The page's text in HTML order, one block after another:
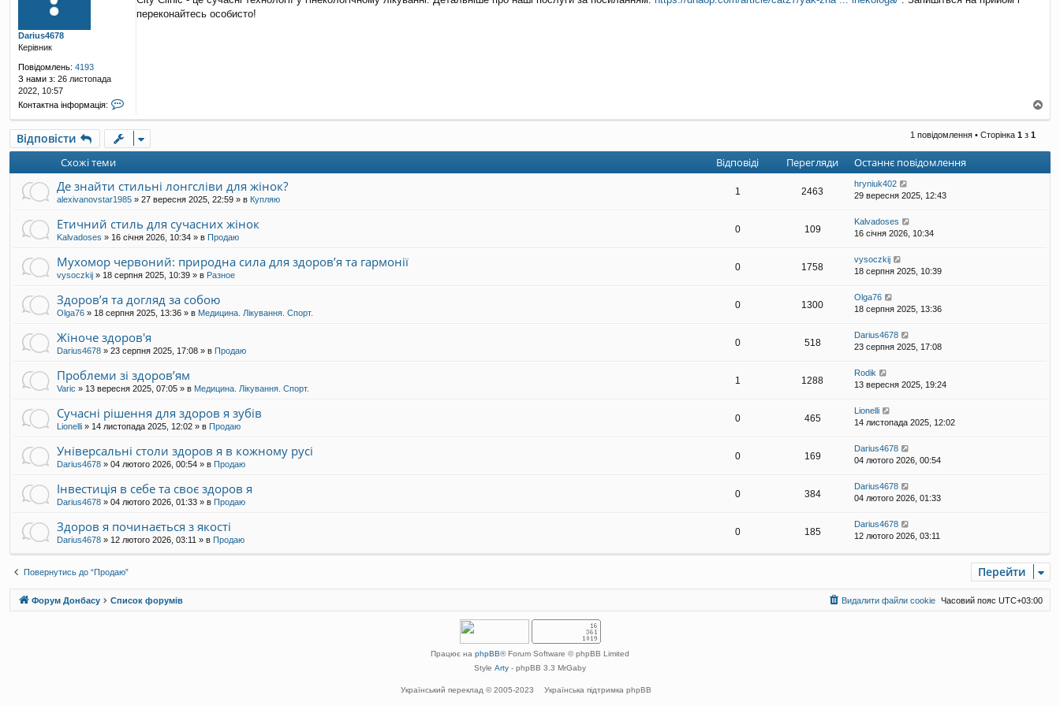
Darius4678
Керівник
Повідомлень: 4193
З нами з: 26 листопада
2022, 10:57
Контактна інформація:
а
т
н
а
ф
о
м
а
і
я
о
р
с
т
а
ч
D
a
i
u
4
6
в
і
переконайтесь особисто!
о
р
Відповісти 1 повідомлення • Сторінка 1 з 1
Схожі теми Відповіді Перегляди Останнє повідомлення
Де знайти стильні лонгсліви для жінок?
alexivanovstar1985 » 27 вересня 2025, 22:59 » в Купляю
1 2463
hryniuk402
29 вересня 2025, 12:43
Етичний стиль для сучасних жінок
Kalvadoses » 16 січня 2026, 10:34 » в Продаю
0 109
Kalvadoses
16 січня 2026, 10:34
Мухомор червоний: природна сила для здоров’я та гармонії
vysoczkij » 18 серпня 2025, 10:39 » в Разное
0 1758
vysoczkij
18 серпня 2025, 10:39
Здоров’я та догляд за собою
Olga76 » 18 серпня 2025, 13:36 » в Медицина. Лікування. Спорт.
0 1300
Olga76
18 серпня 2025, 13:36
Жіноче здоров'я
Darius4678 » 23 серпня 2025, 17:08 » в Продаю
0 518
Darius4678
23 серпня 2025, 17:08
Проблеми зі здоров’ям
Varic » 13 вересня 2025, 07:05 » в Медицина. Лікування. Спорт.
1 1288
Rodik
13 вересня 2025, 19:24
Сучасні рішення для здоров я зубів
Lionelli » 14 листопада 2025, 12:02 » в Продаю
0 465
Lionelli
14 листопада 2025, 12:02
Універсальні столи здоров я в кожному русі
Darius4678 » 04 лютого 2026, 00:54 » в Продаю
0 169
Darius4678
04 лютого 2026, 00:54
Інвестиція в себе та своє здоров я
Darius4678 » 04 лютого 2026, 01:33 » в Продаю
0 384
Darius4678
04 лютого 2026, 01:33
Здоров я починається з якості
Darius4678 » 12 лютого 2026, 03:11 » в Продаю
0 185
Darius4678
12 лютого 2026, 03:11
Повернутись до “Продаю” Перейти
Форум Донбасу Список форумів Часовий пояс UTC+03:00
Видалити файли cookie
Працює на phpBB® Forum Software © phpBB Limited
Style Arty - phpBB 3.3 MrGaby
Український переклад © 2005-2023 Українська підтримка phpBB